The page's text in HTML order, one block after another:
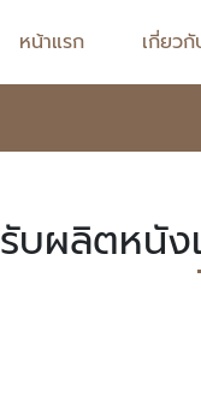
หน้าแรก เกี่ยวกั
รับผลิตหนัง